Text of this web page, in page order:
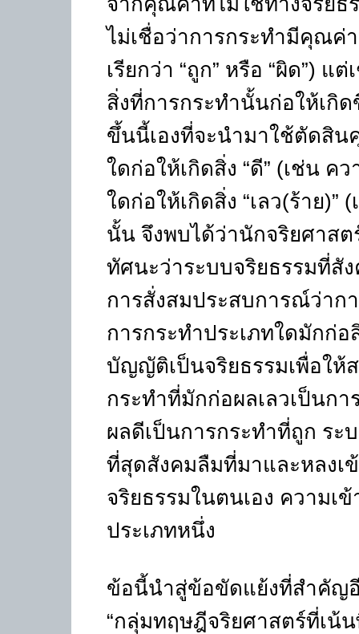
ไม่เชื่อว่าการกระทำมีคุณค่
เรียกว่า “ถูก” หรือ “ผิด”)
สิ่งที่การกระทำนั้นก่อให้เกิ
ขึ้นนี้เองที่จะนำมาใช้ตัดสิน
ใดก่อให้เกิดสิ่ง “ดี” (เช่น ค
ใดก่อให้เกิดสิ่ง “เลว(ร้าย)”
นั้น จึงพบได้ว่านักจริยศาส
ทัศนะว่าระบบจริยธรรมที่สั
การสั่งสมประสบการณ์ว่าก
การกระทำประเภทใดมักก่อ
บัญญัติเป็นจริยธรรมเพื่อใ
กระทำที่มักก่อผลเลวเป็นก
ผลดีเป็นการกระทำที่ถูก ร
ที่สุดสังคมลืมที่มาและหลงเ
จริยธรรมในตนเอง ความเ
ประเภทหนึ่ง
ข้อนี้นำสู่ข้อขัดแย้งที่สำคัญ
“กลุ่มทฤษฎีจริยศาสตร์ที่เน้